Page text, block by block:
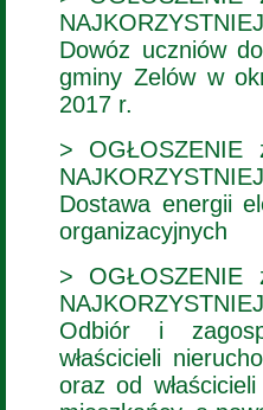
Dowóz uczniów
gminy Zelów w
2017 r.
>
Dostawa energii
organizacyjnych
>
Odbiór i
właścicieli
oraz od